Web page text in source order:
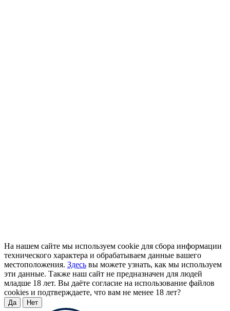
На нашем сайте мы используем cookie для сбора информации
технического характера и обрабатываем данные вашего
местоположения. Здесь вы можете узнать, как мы используем
эти данные. Также наш сайт не предназначен для людей
младше 18 лет. Вы даёте согласие на использование файлов
cookies и подтверждаете, что вам не менее 18 лет?
Да Нет